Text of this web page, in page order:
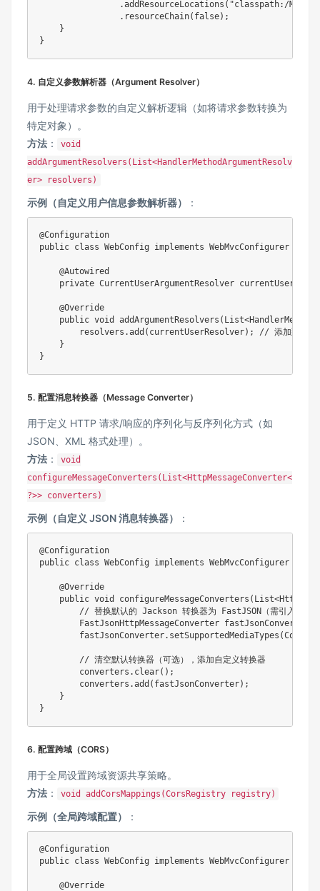
.addResourceLocations("classpath:/
                .resourceChain(false);
    }
}
4. ​ ​自定义参数解析器（Argument Resolver）​
用于处理请求参数的自定义解析逻辑（如将请求参数转换为
特定对象）。
​方法​ ​：
void
addArgumentResolvers(List<HandlerMethodArgumentResolv
er> resolvers)
​示例（自定义用户信息参数解析器）​ ​：
@Configuration
public class WebConfig implements WebMvcConfigurer {
    @Autowired
private CurrentUserArgumentResolver
    @Override
public void
resolvers.add(currentUserResolver); // 添加到解析
    }
}
5. ​ ​配置消息转换器（Message Converter）​
用于定义 HTTP 请求/响应的序列化与反序列化方式（如
JSON、XML 格式处理）。
​方法​ ​：
void
configureMessageConverters(List<HttpMessageConverter<
?>> converters)
​示例（自定义 JSON 消息转换器）​ ​：
@Configuration
public class WebConfig implements WebMvcConfigurer {
    @Override
public void
// 替换默认的 Jackson 转换器为 FastJSON（需引入
FastJsonHttpMessageConverter fastJsonConverter
        // 清空默认转换器（可选），添加自定义转换器
        converters.clear();
        converters.add(fastJsonConverter);
    }
}
6. ​ ​配置跨域（CORS）​
用于全局设置跨域资源共享策略。
​方法​ ​： void addCorsMappings(CorsRegistry registry)
​示例（全局跨域配置）​ ​：
@Configuration
public class WebConfig implements WebMvcConfigurer {
    @Override